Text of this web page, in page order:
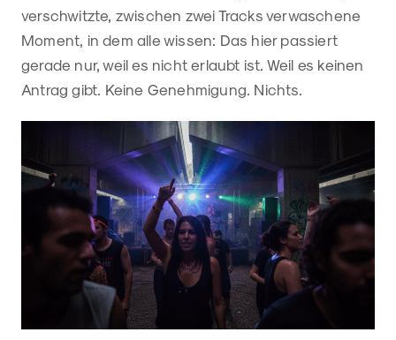
verschwitzte, zwischen zwei Tracks verwaschene
Moment, in dem alle wissen: Das hier passiert
gerade nur, weil es nicht erlaubt ist. Weil es keinen
Antrag gibt. Keine Genehmigung. Nichts.